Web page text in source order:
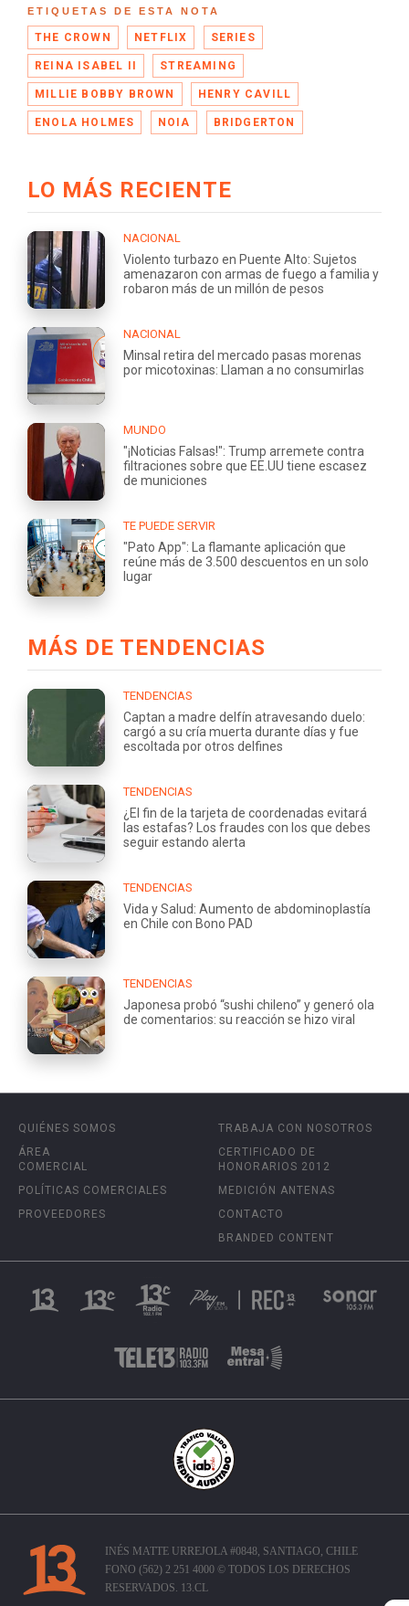
ETIQUETAS DE ESTA NOTA
THE CROWN NETFLIX SERIES
REINA ISABEL II STREAMING
MILLIE BOBBY BROWN HENRY CAVILL
ENOLA HOLMES NOIA BRIDGERTON
LO MÁS RECIENTE
NACIONAL
Violento turbazo en Puente Alto: Sujetos
amenazaron con armas de fuego a familia y
robaron más de un millón de pesos
NACIONAL
Minsal retira del mercado pasas morenas
por micotoxinas: Llaman a no consumirlas
MUNDO
"¡Noticias Falsas!": Trump arremete contra
filtraciones sobre que EE.UU tiene escasez
de municiones
TE PUEDE SERVIR
"Pato App": La flamante aplicación que
reúne más de 3.500 descuentos en un solo
lugar
MÁS DE TENDENCIAS
TENDENCIAS
Captan a madre delfín atravesando duelo:
cargó a su cría muerta durante días y fue
escoltada por otros delfines
TENDENCIAS
¿El fin de la tarjeta de coordenadas evitará
las estafas? Los fraudes con los que debes
seguir estando alerta
TENDENCIAS
Vida y Salud: Aumento de abdominoplastía
en Chile con Bono PAD
TENDENCIAS
Japonesa probó “sushi chileno” y generó ola
de comentarios: su reacción se hizo viral
QUIÉNES SOMOS
ÁREA
COMERCIAL
POLÍTICAS COMERCIALES
PROVEEDORES
TRABAJA CON NOSOTROS
CERTIFICADO DE
HONORARIOS 2012
MEDICIÓN ANTENAS
CONTACTO
BRANDED CONTENT
INÉS MATTE URREJOLA #0848, SANTIAGO, CHILE
FONO (562) 2 251 4000 © TODOS LOS DERECHOS
RESERVADOS. 13.CL